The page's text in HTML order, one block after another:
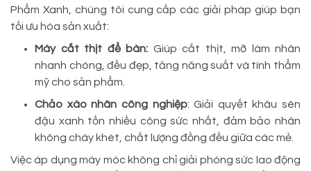
Phẩm Xanh, chúng tôi cung cấp các giải pháp giúp bạn
tối ưu hóa sản xuất:
Máy cắt thịt để bàn: Giúp cắt thịt, mỡ làm nhân
nhanh chóng, đều đẹp, tăng năng suất và tính thẩm
mỹ cho sản phẩm.
Chảo xào nhân công nghiệp: Giải quyết khâu sên
đậu xanh tốn nhiều công sức nhất, đảm bảo nhân
không cháy khét, chất lượng đồng đều giữa các mẻ.
Việc áp dụng máy móc không chỉ giải phóng sức lao động